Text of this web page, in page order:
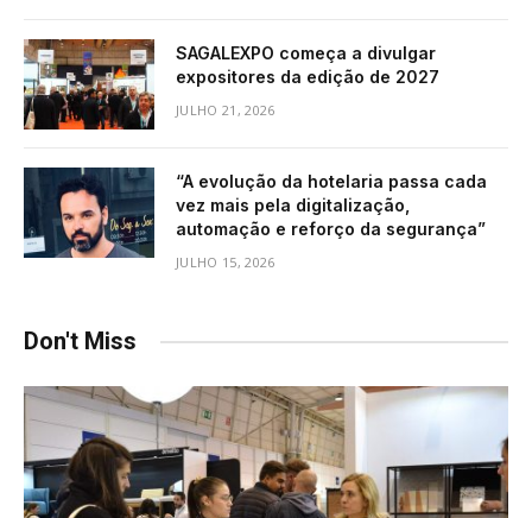
SAGALEXPO começa a divulgar
expositores da edição de 2027
JULHO 21, 2026
“A evolução da hotelaria passa cada
vez mais pela digitalização,
automação e reforço da segurança”
JULHO 15, 2026
Don't Miss